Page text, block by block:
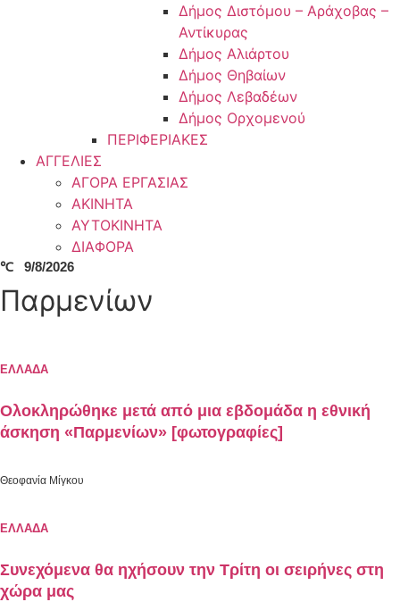
Δήμος Διστόμου – Αράχοβας –
Αντίκυρας
Δήμος Αλιάρτου
Δήμος Θηβαίων
Δήμος Λεβαδέων
Δήμος Ορχομενού
ΠΕΡΙΦΕΡΙΑΚΕΣ
ΑΓΓΕΛΙΕΣ
ΑΓΟΡΑ ΕΡΓΑΣΙΑΣ
ΑΚΙΝΗΤΑ
ΑΥΤΟΚΙΝΗΤΑ
ΔΙΑΦΟΡΑ
℃ 9/8/2026
Παρμενίων
ΕΛΛΑΔΑ
Ολοκληρώθηκε μετά από μια εβδομάδα η εθνική
άσκηση «Παρμενίων» [φωτογραφίες]
Θεοφανία Μίγκου
ΕΛΛΑΔΑ
Συνεχόμενα θα ηχήσουν την Τρίτη οι σειρήνες στη
χώρα μας